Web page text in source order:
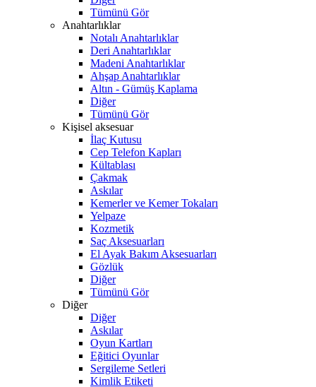
Tümünü Gör
Anahtarlıklar
Notalı Anahtarlıklar
Deri Anahtarlıklar
Madeni Anahtarlıklar
Ahşap Anahtarlıklar
Altın - Gümüş Kaplama
Diğer
Tümünü Gör
Kişisel aksesuar
İlaç Kutusu
Cep Telefon Kapları
Kültablası
Çakmak
Askılar
Kemerler ve Kemer Tokaları
Yelpaze
Kozmetik
Saç Aksesuarları
El Ayak Bakım Aksesuarları
Gözlük
Diğer
Tümünü Gör
Diğer
Diğer
Askılar
Oyun Kartları
Eğitici Oyunlar
Sergileme Setleri
Kimlik Etiketi